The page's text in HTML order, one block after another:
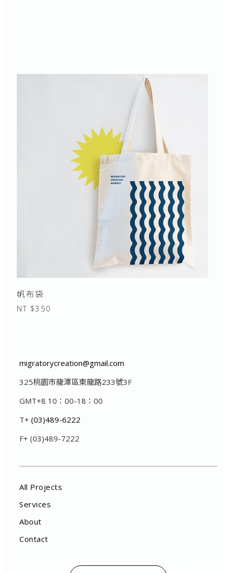
帆布袋
NT $350
migratorycreation@gmail.com
325桃園市龍潭區東龍路233號3F
GMT+8 10：00-18：00
T+ (03)489-6222
F+ (03)489-7222
All Projects
Services
About
Contact